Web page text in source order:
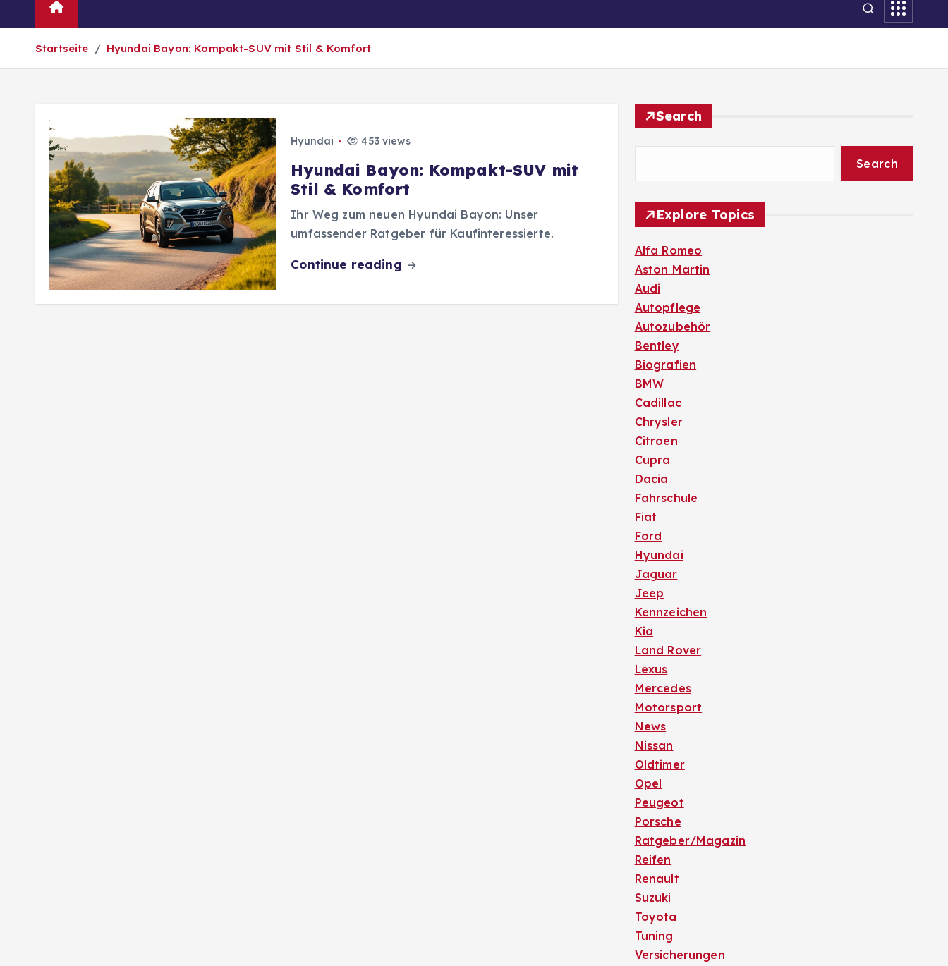
Startseite Hyundai Bayon: Kompakt-SUV mit Stil & Komfort
Hyundai 453 views
Hyundai Bayon: Kompakt-SUV mit
Stil & Komfort
Ihr Weg zum neuen Hyundai Bayon: Unser
umfassender Ratgeber für Kaufinteressierte.
Continue reading
Search
Search
Explore Topics
Alfa Romeo
Aston Martin
Audi
Autopflege
Autozubehör
Bentley
Biografien
BMW
Cadillac
Chrysler
Citroen
Cupra
Dacia
Fahrschule
Fiat
Ford
Hyundai
Jaguar
Jeep
Kennzeichen
Kia
Land Rover
Lexus
Mercedes
Motorsport
News
Nissan
Oldtimer
Opel
Peugeot
Porsche
Ratgeber/Magazin
Reifen
Renault
Suzuki
Toyota
Tuning
Versicherungen